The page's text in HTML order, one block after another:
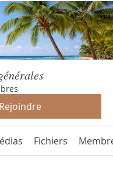
Rejoindre
Fichiers